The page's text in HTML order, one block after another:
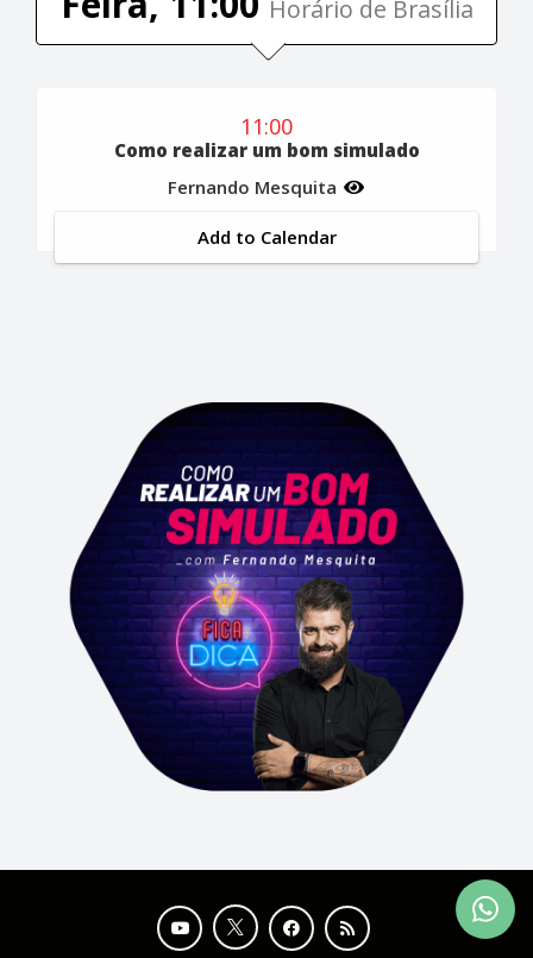
Horário de Brasília
11:00
Como realizar um bom simulado
Fernando Mesquita
Add to Calendar